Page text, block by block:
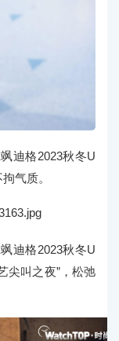
迪格2023秋冬U
气质。
迪格2023秋冬U
尖叫之夜”，松弛